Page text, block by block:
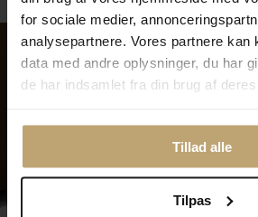
for sociale medier,
analysepartnere. Vores partnere kan
data med andre oplysninger, du har
de har indsamlet fra din brug af deres
Tillad alle
Tilpas